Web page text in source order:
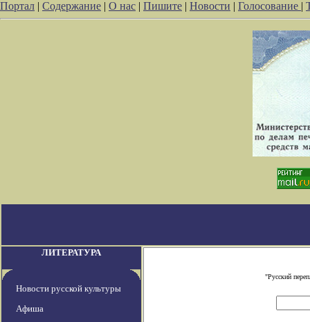
Портал | Содержание | О нас | Пишите | Новости | Голосование |
ЛИТЕРАТУРА
Новости русской культуры
Афиша
"Русский